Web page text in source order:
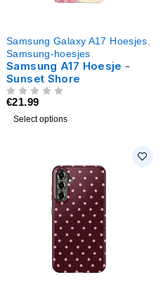
Samsung Galaxy A17 Hoesjes
Samsung-hoesjes
Samsung A17 Hoesje -
Sunset Shore
€21.99
Select options